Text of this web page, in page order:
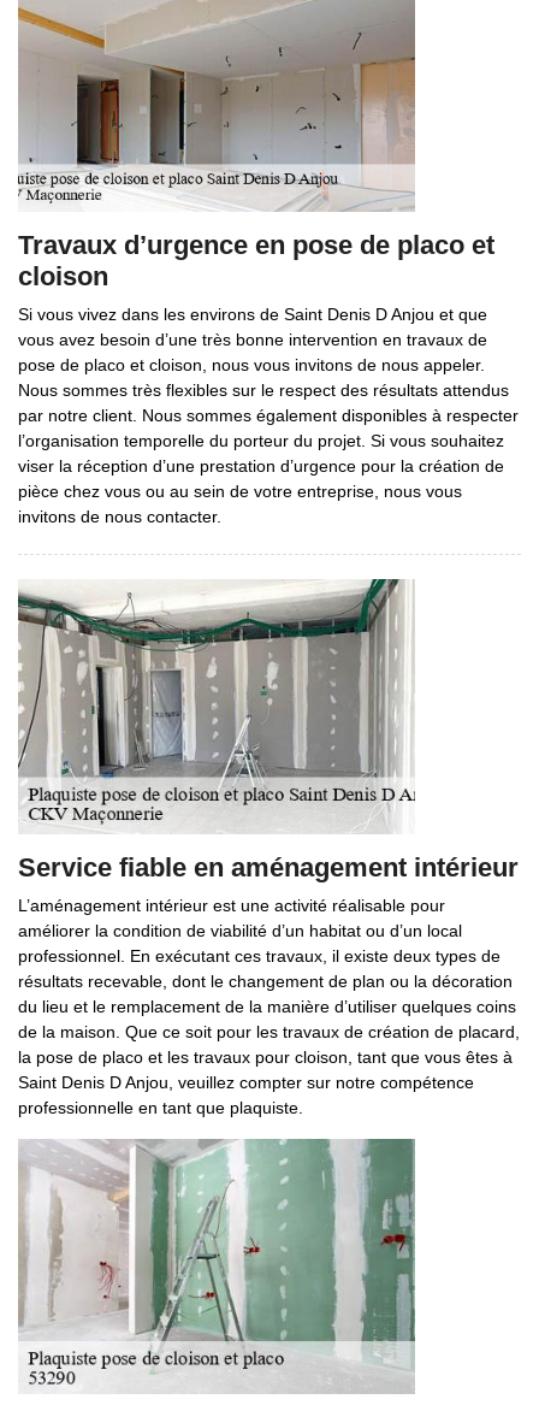
Travaux d’urgence en pose de placo et
cloison
Si vous vivez dans les environs de Saint Denis D Anjou et que
vous avez besoin d’une très bonne intervention en travaux de
pose de placo et cloison, nous vous invitons de nous appeler.
Nous sommes très flexibles sur le respect des résultats attendus
par notre client. Nous sommes également disponibles à respecter
l’organisation temporelle du porteur du projet. Si vous souhaitez
viser la réception d’une prestation d’urgence pour la création de
pièce chez vous ou au sein de votre entreprise, nous vous
invitons de nous contacter.
Service fiable en aménagement intérieur
L’aménagement intérieur est une activité réalisable pour
améliorer la condition de viabilité d’un habitat ou d’un local
professionnel. En exécutant ces travaux, il existe deux types de
résultats recevable, dont le changement de plan ou la décoration
du lieu et le remplacement de la manière d’utiliser quelques coins
de la maison. Que ce soit pour les travaux de création de placard,
la pose de placo et les travaux pour cloison, tant que vous êtes à
Saint Denis D Anjou, veuillez compter sur notre compétence
professionnelle en tant que plaquiste.